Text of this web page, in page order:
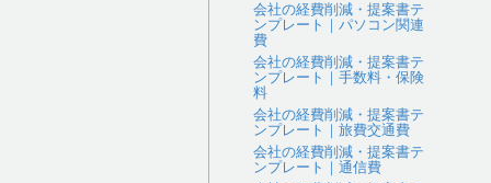
会社の経費削減・提案書テ
ンプレート｜パソコン関連
費
会社の経費削減・提案書テ
ンプレート｜手数料・保険
料
会社の経費削減・提案書テ
ンプレート｜旅費交通費
会社の経費削減・提案書テ
ンプレート｜通信費